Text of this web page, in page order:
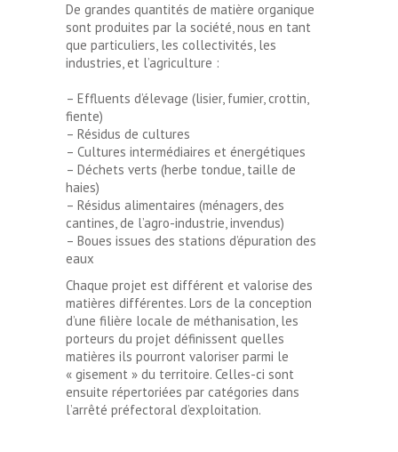
De grandes quantités de matière organique
sont produites par la société, nous en tant
que particuliers, les collectivités, les
industries, et l’agriculture :
– Effluents d’élevage (lisier, fumier, crottin,
fiente)
– Résidus de cultures
– Cultures intermédiaires et énergétiques
– Déchets verts (herbe tondue, taille de
haies)
– Résidus alimentaires (ménagers, des
cantines, de l’agro-industrie, invendus)
– Boues issues des stations d’épuration des
eaux
Chaque projet est différent et valorise des
matières différentes. Lors de la conception
d’une filière locale de méthanisation, les
porteurs du projet définissent quelles
matières ils pourront valoriser parmi le
« gisement » du territoire. Celles-ci sont
ensuite répertoriées par catégories dans
l’arrêté préfectoral d’exploitation.